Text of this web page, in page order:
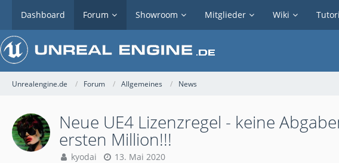
Dashboard Forum Showroom Mitglieder Wiki
Unrealengine.de Forum Allgemeines News
Neue UE4 Lizenzregel - keine
ersten Million!!!
kyodai 13. Mai 2020